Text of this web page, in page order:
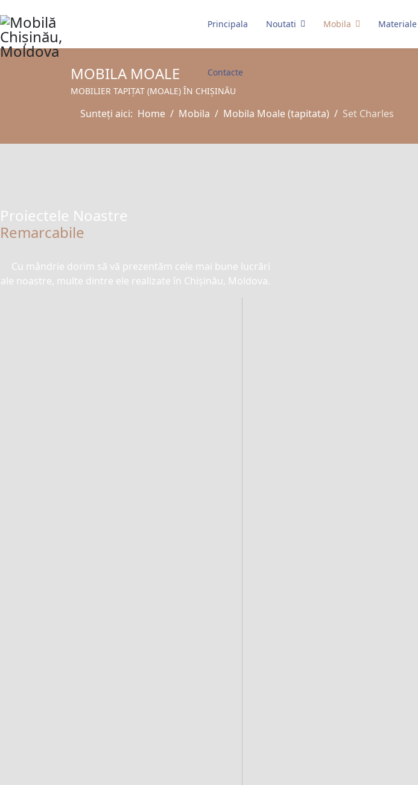
Principala Noutati Mobila
Contacte
MOBILA MOALE
MOBILIER TAPIȚAT (MOALE) ÎN CHIȘINĂU
Sunteți aici: Home Mobila Mobila Moale (tapitata) Set Charles
Proiectele Noastre
Remarcabile
Cu mândrie dorim să vă prezentăm cele mai bune lucrări
ale noastre, multe dintre ele realizate în Chișinău, Moldova.